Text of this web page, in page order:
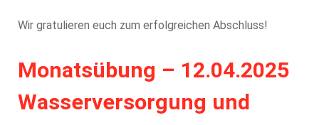
Wir gratulieren euch zum erfolgreichen Abschluss!
Monatsübung – 12.04.2025
Wasserversorgung und